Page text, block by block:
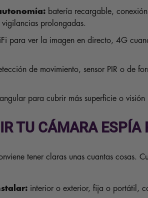
batería recargable,
prolongadas.
para ver la imagen en directo, 4G
de movimiento, sensor PIR o de
para cubrir más superficie o
TU CÁMARA
tener claras unas cuantas cosas.
interior o exterior, fija o portátil,